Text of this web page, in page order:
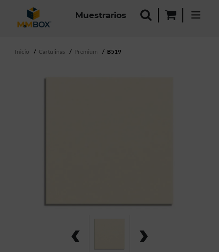
Muestrarios
Inicio Cartulinas Premium B519
‹ ›